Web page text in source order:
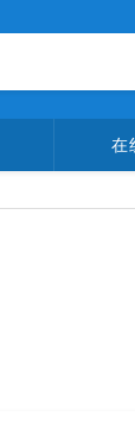
在